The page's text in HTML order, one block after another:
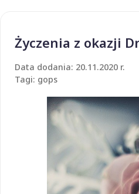
Życzenia z okazji
Data dodania: 20.11.2020 r.
Tagi: gops